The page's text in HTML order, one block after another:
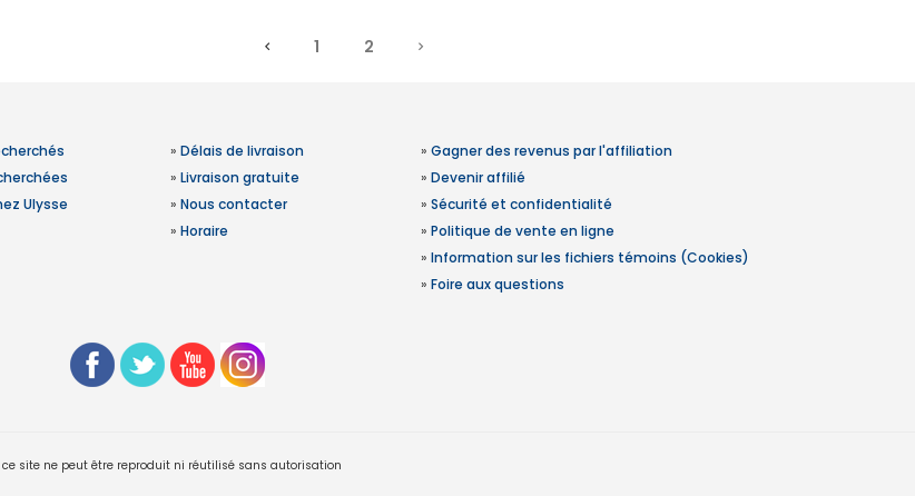
1 2
Ulysse
» Délais de livraison
» Livraison gratuite
» Nous contacter
» Horaire
» Gagner des revenus par l'affiliation
» Devenir affilié
» Sécurité et confidentialité
» Politique de vente en ligne
» Information sur les fichiers témoins (Cookies)
» Foire aux questions
site ne peut être reproduit ni réutilisé sans autorisation